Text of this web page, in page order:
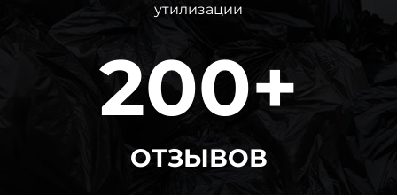
утилизации
200+
ОТЗЫВОВ